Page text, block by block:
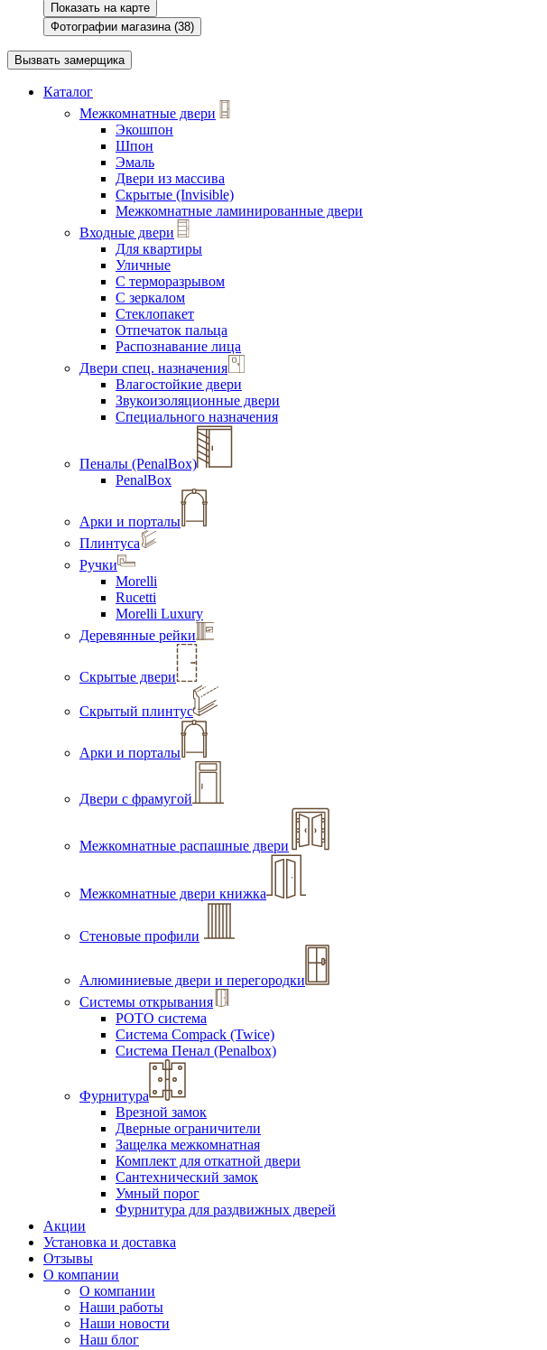
Показать на карте
Фотографии магазина (38)
Вызвать замерщика
Каталог
Межкомнатные двери
Экошпон
Шпон
Эмаль
Двери из массива
Скрытые (Invisible)
Межкомнатные ламинированные двери
Входные двери
Для квартиры
Уличные
С терморазрывом
С зеркалом
Стеклопакет
Отпечаток пальца
Распознавание лица
Двери спец. назначения
Влагостойкие двери
Звукоизоляционные двери
Специального назначения
Пеналы (PenalBox)
PenalBox
Арки и порталы
Плинтуса
Ручки
Morelli
Rucetti
Morelli Luxury
Деревянные рейки
Скрытые двери
Скрытый плинтус
Арки и порталы
Двери с фрамугой
Межкомнатные распашные двери
Межкомнатные двери книжка
Стеновые профили
Алюминиевые двери и перегородки
Системы открывания
РОТО система
Система Compack (Twice)
Система Пенал (Penalbox)
Фурнитура
Врезной замок
Дверные ограничители
Защелка межкомнатная
Комплект для откатной двери
Сантехнический замок
Умный порог
Фурнитура для раздвижных дверей
Акции
Установка и доставка
Отзывы
О компании
О компании
Наши работы
Наши новости
Наш блог